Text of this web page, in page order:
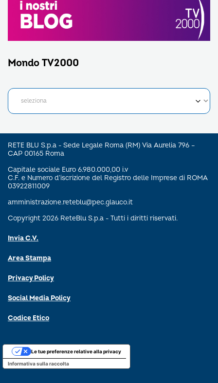
Mondo TV2000
RETE BLU S.p.a - Sede Legale Roma (RM) Via Aurelia 796 –
CAP 00165 Roma
Capitale sociale Euro 6.980.000,00 i.v
C.F. e Numero d’iscrizione del Registro delle Imprese di ROMA
03922811009
amministrazione.reteblu@pec.glauco.it
Copyright 2026 ReteBlu S.p.a - Tutti i diritti riservati.
Invia C.V.
Area Stampa
Privacy Policy
Social Media Policy
Codice Etico
Informativa sulla raccolta
Le tue preferenze relative alla privacy